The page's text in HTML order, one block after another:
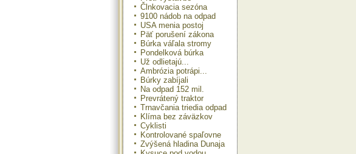
Člnkovacia sezóna
9100 nádob na odpad
USA menia postoj
Päť porušení zákona
Búrka váľala stromy
Pondelková búrka
Už odlietajú...
Ambrózia potrápi...
Búrky zabíjali
Na odpad 152 mil.
Prevrátený traktor
Trnavčania triedia odpad
Klíma bez záväzkov
Cyklisti
Kontrolované spaľovne
Zvýšená hladina Dunaja